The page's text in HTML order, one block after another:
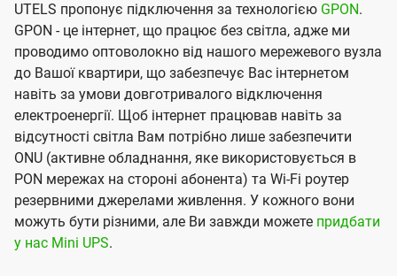
UTELS пропонує підключення за технологією GPON.
GPON - це інтернет, що працює без світла, адже ми
проводимо оптоволокно від нашого мережевого вузла
до Вашої квартири, що забезпечує Вас інтернетом
навіть за умови довготривалого відключення
електроенергії. Щоб інтернет працював навіть за
відсутності світла Вам потрібно лише забезпечити
ONU (активне обладнання, яке використовується в
PON мережах на стороні абонента) та Wi-Fi роутер
резервними джерелами живлення. У кожного вони
можуть бути різними, але Ви завжди можете придбати
у нас Mini UPS.